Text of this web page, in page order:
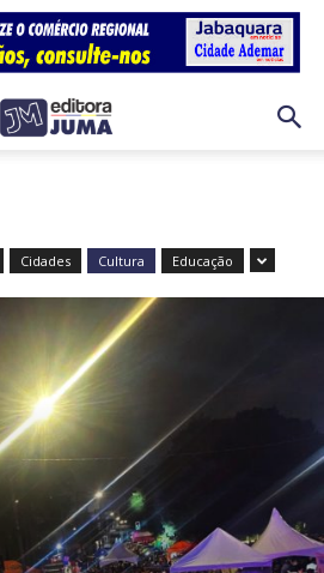
Cidades Cultura Educação